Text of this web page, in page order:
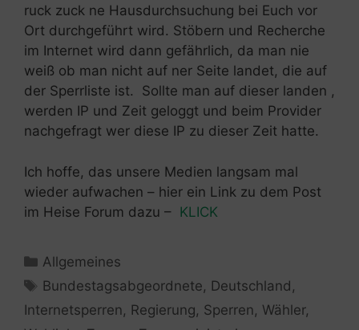
ruck zuck ne Hausdurchsuchung bei Euch vor
Ort durchgeführt wird. Stöbern und Recherche
im Internet wird dann gefährlich, da man nie
weiß ob man nicht auf ner Seite landet, die auf
der Sperrliste ist. Sollte man auf dieser landen ,
werden IP und Zeit geloggt und beim Provider
nachgefragt wer diese IP zu dieser Zeit hatte.
Ich hoffe, das unsere Medien langsam mal
wieder aufwachen – hier ein Link zu dem Post
im Heise Forum dazu – KLICK
Kategorien
Allgemeines
Schlagwörter
Bundestagsabgeordnete, Deutschland ,
Internetsperren, Regierung, Sperren, Wähler,